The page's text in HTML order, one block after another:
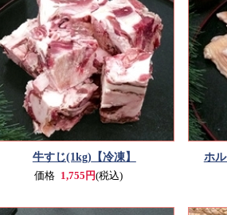
牛すじ(1kg) 【冷凍】
価格 1,755円(税込)
ホ